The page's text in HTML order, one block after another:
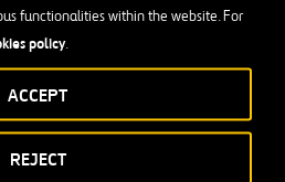
functionalities within the website. For
policy.
REJECT
ACCEPT